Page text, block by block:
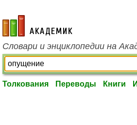
academic.ru
Словари и энциклопедии на
Толкования Переводы Книги